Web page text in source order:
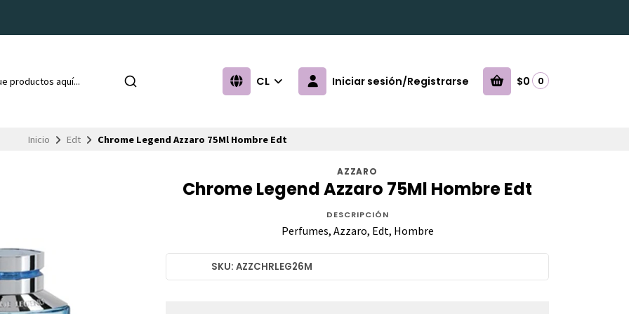
CL Iniciar sesión/Registrarse $0 0
Inicio Edt Chrome Legend Azzaro 75Ml Hombre Edt
AZZARO
Chrome Legend Azzaro 75Ml Hombre Edt
DESCRIPCIÓN
Perfumes, Azzaro, Edt, Hombre
SKU: AZZCHRLEG26M